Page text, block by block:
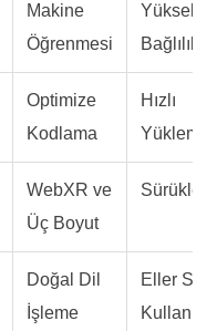
Makine
Öğrenmesi
Yüksek
Bağlılık
Optimize
Kodlama
Hızlı
Yükleme
WebXR ve
Üç Boyut
Doğal Dil
İşleme
Eller
Kullanım